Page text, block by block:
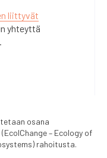
liittyvät
yhteyttä
osana
– Ecology of
rahoitusta.